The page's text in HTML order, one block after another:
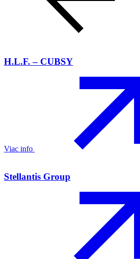
H.L.F. – CUBSY
Viac info
Stellantis Group